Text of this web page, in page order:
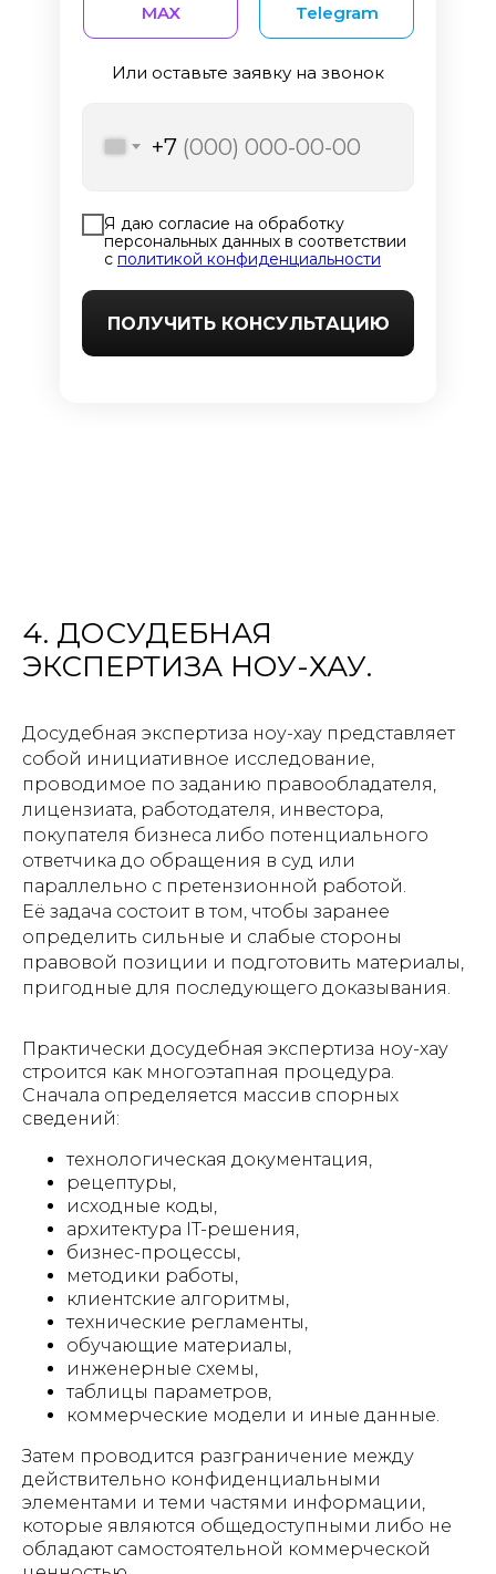
+7
Я даю согласие на обработку
персональных данных в соответствии
с политикой конфиденциальности
ПОЛУЧИТЬ КОНСУЛЬТАЦИЮ
MAX
Или оставьте заявку на звонок
Telegram
4. ДОСУДЕБНАЯ
ЭКСПЕРТИЗА НОУ-ХАУ.
Досудебная экспертиза ноу-хау представляет
собой инициативное исследование,
проводимое по заданию правообладателя,
лицензиата, работодателя, инвестора,
покупателя бизнеса либо потенциального
ответчика до обращения в суд или
параллельно с претензионной работой.
Её задача состоит в том, чтобы заранее
определить сильные и слабые стороны
правовой позиции и подготовить материалы,
пригодные для последующего доказывания.
Практически досудебная экспертиза ноу-хау
строится как многоэтапная процедура.
Сначала определяется массив спорных
сведений:
технологическая документация,
рецептуры,
исходные коды,
архитектура IT-решения,
бизнес-процессы,
методики работы,
клиентские алгоритмы,
технические регламенты,
обучающие материалы,
инженерные схемы,
таблицы параметров,
коммерческие модели и иные данные.
Затем проводится разграничение между
действительно конфиденциальными
элементами и теми частями информации,
которые являются общедоступными либо не
обладают самостоятельной коммерческой